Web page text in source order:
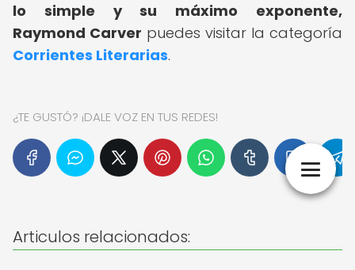
lo simple y su máximo exponente,
Raymond Carver puedes visitar la categoría
Corrientes Literarias.
¿TE GUSTÓ? ¡DALE VOZ EN TUS REDES!
Articulos relacionados: